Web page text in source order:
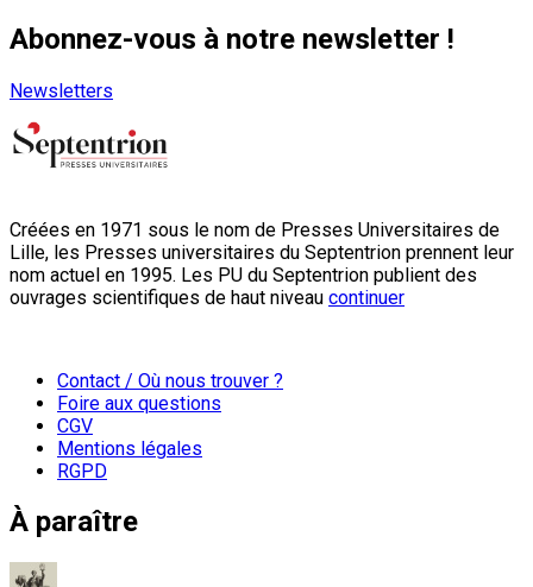
Abonnez-vous à notre newsletter !
Newsletters
Créées en 1971 sous le nom de Presses Universitaires de
Lille, les Presses universitaires du Septentrion prennent leur
nom actuel en 1995. Les PU du Septentrion publient des
ouvrages scientifiques de haut niveau continuer
Contact / Où nous trouver ?
Foire aux questions
CGV
Mentions légales
RGPD
À paraître